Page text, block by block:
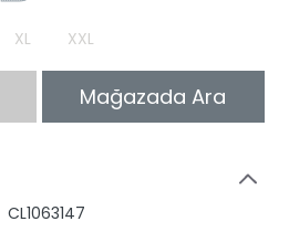
XL XXL
Mağazada Ara
CL1063147